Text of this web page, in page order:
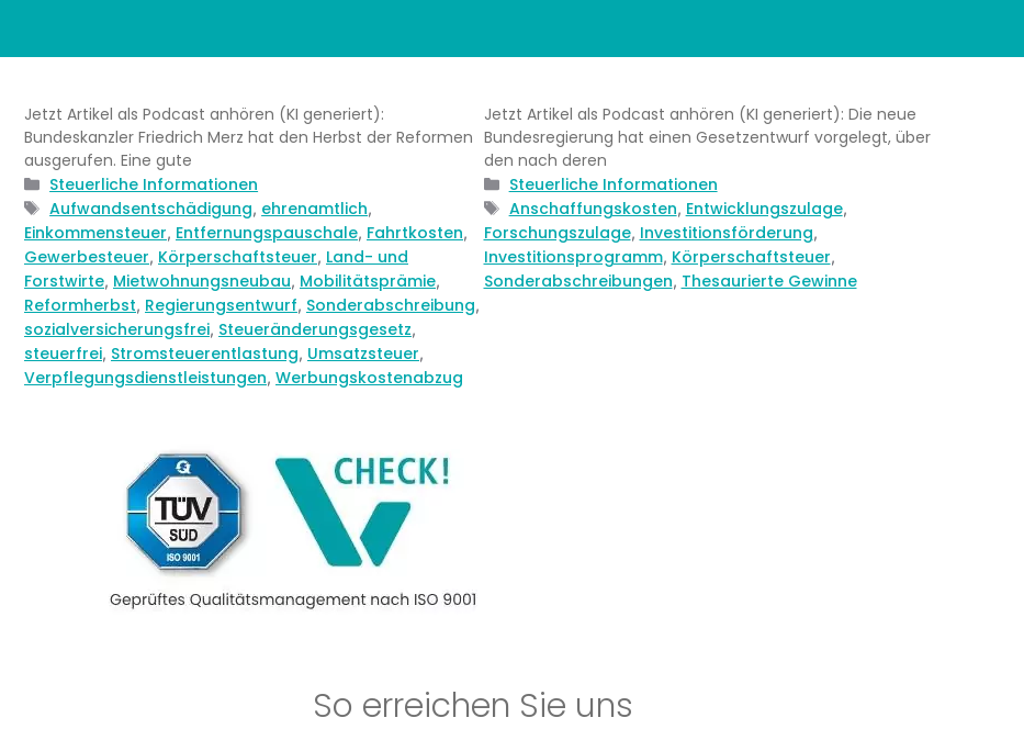
Jetzt Artikel als Podcast anhören (KI generiert):
Bundeskanzler Friedrich Merz hat den Herbst der Reformen
ausgerufen. Eine gute
Kategorien
Steuerliche Informationen
Schlagwörter
Aufwandsentschädigung, ehrenamtlich,
Einkommensteuer, Entfernungspauschale, Fahrtkosten,
Gewerbesteuer, Körperschaftsteuer, Land- und
Forstwirte, Mietwohnungsneubau, Mobilitätsprämie,
Reformherbst, Regierungsentwurf, Sonderabschreibung,
sozialversicherungsfrei, Steueränderungsgesetz,
steuerfrei, Stromsteuerentlastung, Umsatzsteuer,
Verpflegungsdienstleistungen, Werbungskostenabzug
Jetzt Artikel als Podcast anhören (KI generiert): Die neue
Bundesregierung hat einen Gesetzentwurf vorgelegt, über
den nach deren
Kategorien
Steuerliche Informationen
Schlagwörter
Anschaffungskosten, Entwicklungszulage,
Forschungszulage, Investitionsförderung,
Investitionsprogramm, Körperschaftsteuer,
Sonderabschreibungen, Thesaurierte Gewinne
So erreichen Sie uns